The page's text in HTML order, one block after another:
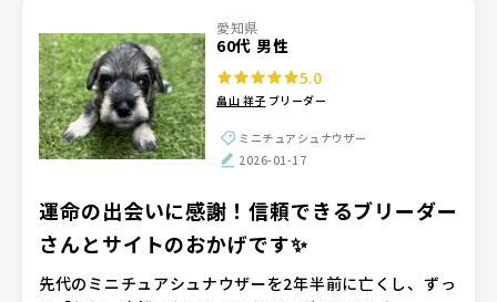
愛知県
60代 男性
5.0
畠山 祥子 ブリーダー
ミニチュアシュナウザー
2026-01-17
運命の出会いに感謝！信頼できるブリーダー
さんとサイトのおかげです✨
先代のミニチュアシュナウザーを2年半前に亡くし、ずっ